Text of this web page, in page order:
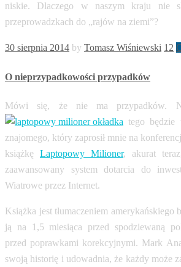
niskie. Dlaczego w naszym kraju nie
przeprowadzkach do „rajów na ziemi”?
30 sierpnia 2014 by Tomasz Wiśniewski 12
O nieprzypadkowości przypadków
Mówi się, że nie ma przypadków.
tego będzie
znajomego, który zaprosił mnie na
książkę Laptopowy Milioner, akurat
zaawansowany system dotarcia do
Wiatrowe przez Internet.
Książka jest tłumaczeniem amerykańskiego
ją na 1,5 miesiąca przed spodziewaną
przed poprawkami korekcyjnymi. Mark
swoją historię i udowadnia, że każdy może